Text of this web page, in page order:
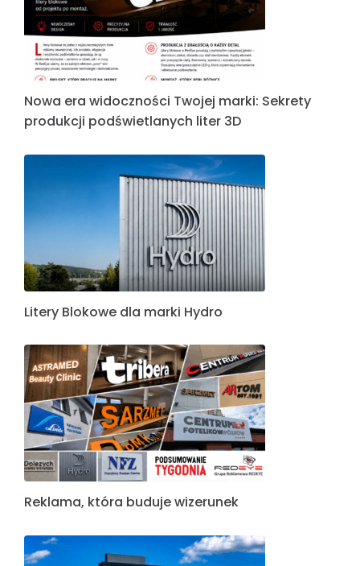
Nowa era widoczności Twojej marki: Sekrety
produkcji podświetlanych liter 3D
Litery Blokowe dla marki Hydro
Reklama, która buduje wizerunek